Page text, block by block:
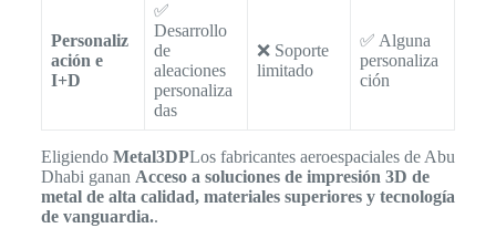
Personaliz
ación e
I+D
✅
Desarrollo
de
aleaciones
personaliza
das
❌ Soporte
limitado
✅ Alguna
personaliza
ción
Eligiendo Metal3DPLos fabricantes aeroespaciales de Abu
Dhabi ganan Acceso a soluciones de impresión 3D de
metal de alta calidad, materiales superiores y tecnología
de vanguardia..